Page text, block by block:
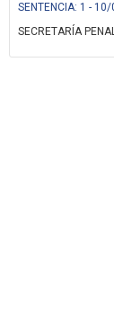
SENTENCIA: 1 -
SECRETARÍA